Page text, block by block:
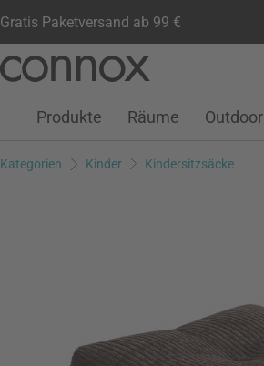
Gratis Paketversand ab 99 €
Seiteninhalt
Suchfeld
Kundenkonto
Wunschliste
Warenkorb
Produkte Räume Outdoor
Kategorien Kinder Kindersitzsäcke